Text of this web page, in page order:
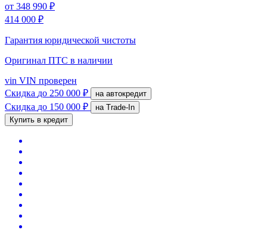
от 348 990 ₽
414 000 ₽
Гарантия юридической чистоты
Оригинал ПТС в наличии
vin VIN проверен
Скидка до 250 000 ₽ на автокредит
Скидка до 150 000 ₽
на Trade-In
Купить в кредит